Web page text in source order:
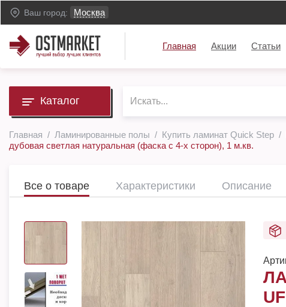
Ваш город: Москва
Главная Акции Статьи
Каталог
Главная Ламинированные полы Купить ламинат Quick Step
дубовая светлая натуральная (фаска с 4-х сторон), 1 м.кв.
Все о товаре Характеристики Описание